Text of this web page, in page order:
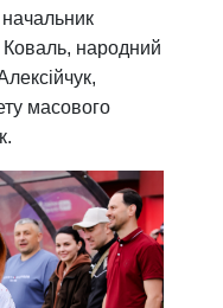
народний
масового